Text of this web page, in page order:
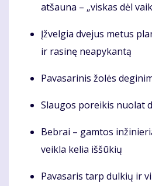
atšauna – „viskas dėl
Įžvelgia dvejus metus
ir rasinę neapykantą
Pavasarinis žolės
Slaugos poreikis nuolat
Bebrai – gamtos
veikla kelia iššūkių
Pavasaris tarp dulkių ir